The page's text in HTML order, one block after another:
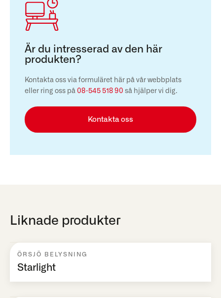
Är du intresserad av den här
produkten?
Kontakta oss via formuläret här på vår webbplats
eller ring oss på 08-545 518 90 så hjälper vi dig.
Kontakta oss
Liknade produkter
ÖRSJÖ BELYSNING
Starlight